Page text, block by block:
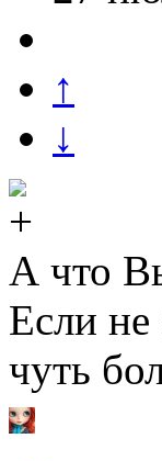
↑
↓
А что
Если не
чуть